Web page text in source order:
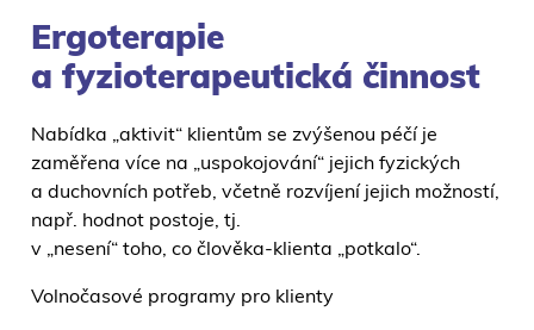
Ergoterapie
a fyzioterapeutická činnost
Nabídka „aktivit“ klientům se zvýšenou péčí je
zaměřena více na „uspokojování“ jejich fyzických
a duchovních potřeb, včetně rozvíjení jejich možností,
např. hodnot postoje, tj.
v „nesení“ toho, co člověka-klienta „potkalo“.
Volnočasové programy pro klienty